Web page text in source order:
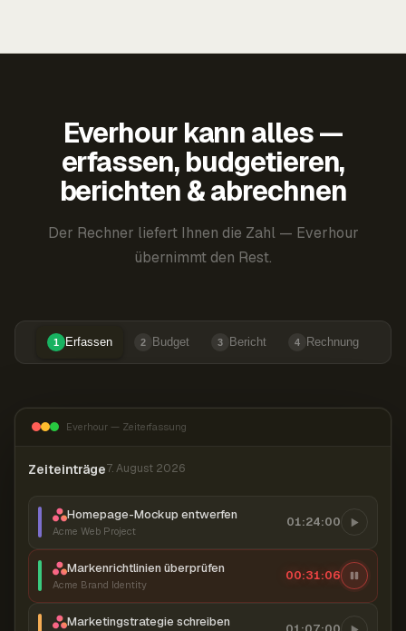
Everhour kann alles —
erfassen, budgetieren,
berichten & abrechnen
Der Rechner liefert Ihnen die Zahl — Everhour
übernimmt den Rest.
1 Erfassen 2 Budget 3 Bericht 4 Rechnung
Everhour — Zeiterfassung
Zeiteinträge7. August 2026
Homepage-Mockup entwerfen
Acme Web Project
01:24:00
Markenrichtlinien überprüfen
Acme Brand Identity
00:31:07
Marketingstrategie schreiben